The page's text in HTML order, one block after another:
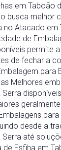
em Taboão
busca melhor
Atacado em
de
permite
de fechar a
para
Melhores
desde a
Serra até
Esfiha em